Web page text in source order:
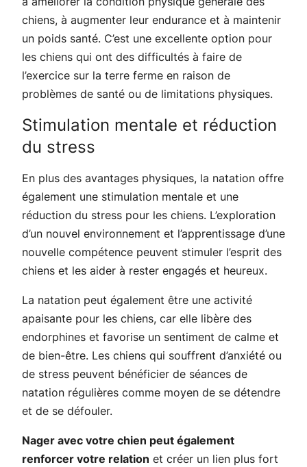
chiens, à augmenter leur endurance et à maintenir
un poids santé. C’est une excellente option pour
les chiens qui ont des difficultés à faire de
l’exercice sur la terre ferme en raison de
problèmes de santé ou de limitations physiques.
Stimulation mentale et réduction
du stress
En plus des avantages physiques, la natation offre
également une stimulation mentale et une
réduction du stress pour les chiens. L’exploration
d’un nouvel environnement et l’apprentissage d’une
nouvelle compétence peuvent stimuler l’esprit des
chiens et les aider à rester engagés et heureux.
La natation peut également être une activité
apaisante pour les chiens, car elle libère des
endorphines et favorise un sentiment de calme et
de bien-être. Les chiens qui souffrent d’anxiété ou
de stress peuvent bénéficier de séances de
natation régulières comme moyen de se détendre
et de se défouler.
Nager avec votre chien peut également
renforcer votre relation et créer un lien plus fort